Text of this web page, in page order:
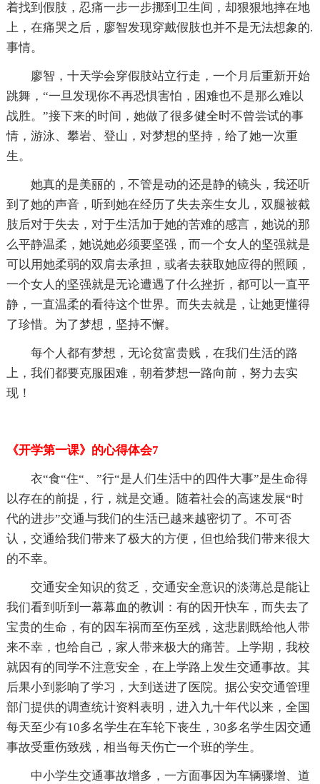
着找到假肢，忍痛一步一步挪到卫生间，却狠狠地摔在地
上，在痛哭之后，廖智发现穿戴假肢也并不是无法想象的.
事情。
廖智，十天学会穿假肢站立行走，一个月后重新开始
跳舞，“一旦发现你不再恐惧害怕，困难也不是那么难以
战胜。”接下来的时间，她做了很多健全时不曾尝试的事
情，游泳、攀岩、登山，对梦想的坚持，给了她一次重
生。
她真的是美丽的，不管是动的还是静的镜头，我还听
到了她的声音，听到她在经历了失去亲生女儿，双腿被截
肢后对于失去，对于生活加于她的苦难的感言，她说的那
么平静温柔，她说她必须要坚强，而一个女人的坚强就是
可以用她柔弱的双肩去承担，或者去获取她应得的照顾，
一个女人的坚强就是无论遭遇了什么挫折，都可以一直平
静，一直温柔的看待这个世界。而失去就是，让她更懂得
了珍惜。为了梦想，坚持不懈。
每个人都有梦想，无论贫富贵贱，在我们生活的路
上，我们都要克服困难，朝着梦想一路向前，努力去实
现！
《开学第一课》的心得体会7
衣“食“住“、”行“是人们生活中的四件大事”是生命得
以存在的前提，行，就是交通。随着社会的高速发展“时
代的进步”交通与我们的生活已越来越密切了。不可否
认，交通给我们带来了极大的方便，但也给我们带来很大
的不幸。
交通安全知识的贫乏，交通安全意识的淡薄总是能让
我们看到听到一幕幕血的教训：有的因开快车，而失去了
宝贵的生命，有的因车祸而至伤至残，这悲剧既给他人带
来不幸，也给自己，家人带来极大的痛苦。上学期，我校
就因有的同学不注意安全，在上学路上发生交通事故。其
后果小到影响了学习，大到送进了医院。据公安交通管理
部门提供的调查统计资料表明，进入九十年代以来，全国
每天至少有10多名学生在车轮下丧生，30多名学生因交通
事故受重伤致残，相当每天伤亡一个班的学生。
中小学生交通事故增多，一方面事因为车辆骤增、道